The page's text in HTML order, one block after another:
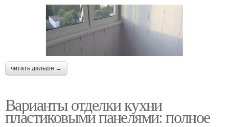
читать дальше →
Варианты отделки кухни
пластиковыми панелями: полное